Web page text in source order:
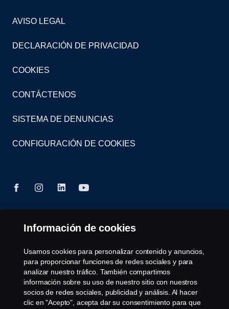
AVISO LEGAL
DECLARACIÓN DE PRIVACIDAD
COOKIES
CONTÁCTENOS
SISTEMA DE DENUNCIAS
CONFIGURACIÓN DE COOKIES
© Copyright Scania 2023 Todos los derechos
- 24 CP (110931) Bogotá, Colombia. Tel: (57) 601
7487038
Información de cookies
Usamos cookies para personalizar contenido y anuncios,
para proporcionar funciones de redes sociales y para
analizar nuestro tráfico. También compartimos
información sobre su uso de nuestro sitio con nuestros
socios de redes sociales, publicidad y análisis. Al hacer
clic en "Acepto", acepta dar su consentimiento para que